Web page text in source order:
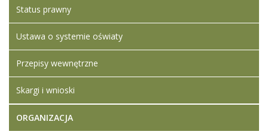
Artykuł został
Dodane
załączniki
Wyniki
naboru na
wolne
stanowisko
-
październik
2022 14:51
Status prawny
Ustawa o systemie oświaty
Przepisy wewnętrzne
Skargi i wnioski
ORGANIZACJA